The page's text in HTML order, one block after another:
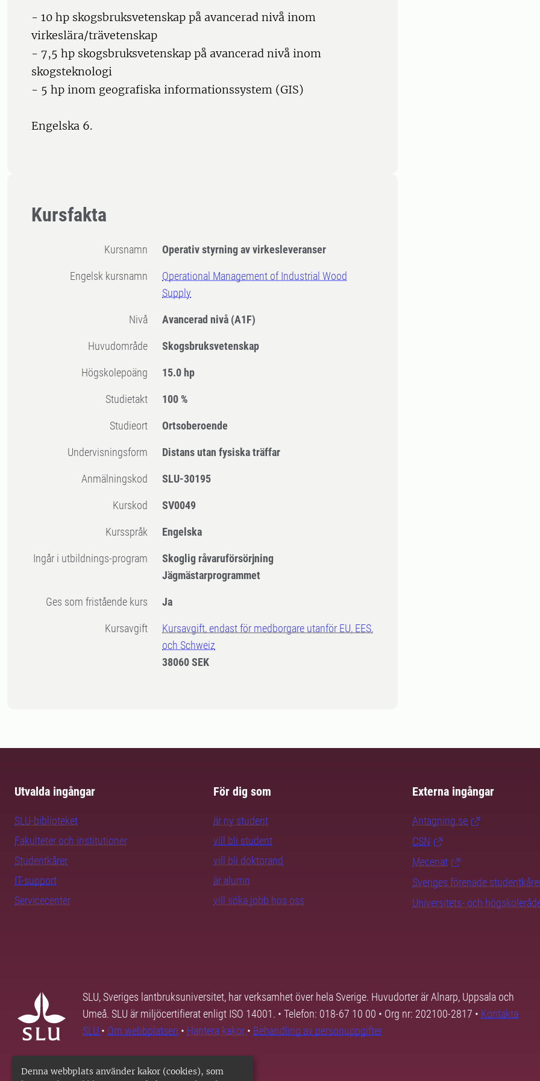
Denna webbplats använder kakor (cookies), som
- 10 hp skogsbruksvetenskap på avancerad nivå inom
virkeslära/trävetenskap
- 7,5 hp skogsbruksvetenskap på avancerad nivå inom
skogsteknologi
- 5 hp inom geografiska informationssystem (GIS)
Engelska 6.
Kursfakta
Kursnamn Operativ styrning av virkesleveranser
Engelsk kursnamn
Operational Management of Industrial Wood
Supply
Nivå Avancerad nivå (A1F)
Huvudområde Skogsbruksvetenskap
högskolepoäng 15.0 hp
Studietakt 100 %
Studieort Ortsoberoende
Undervisningsform Distans utan fysiska träffar
Anmälningskod SLU-30195
Kurskod SV0049
Kursspråk Engelska
Ingår i utbildnings-program
Skoglig råvaruförsörjning
Jägmästarprogrammet
Ges som fristående kurs Ja
Kursavgift
Kursavgift, endast för medborgare utanför EU, EES,
och Schweiz
38060 SEK
Utvalda ingångar
SLU-biblioteket
Fakulteter och institutioner
Studentkårer
IT-support
Servicecenter
För dig som
är ny student
vill bli student
vill bli doktorand
är alumn
vill söka jobb hos oss
Externa ingångar
Antagning.se
CSN
Mecenat
Sveriges förenade
Universitets- och
SLU, Sveriges lantbruksuniversitet, har verksamhet över hela Sverige. Huvudorter är Alnarp, Uppsala och
Umeå. SLU är miljöcertifierat enligt ISO 14001. • Telefon: 018-67 10 00 • Org nr: 202100-2817 • Kontakta
SLU • Om webbplatsen • Hantera kakor • Behandling av personuppgifter